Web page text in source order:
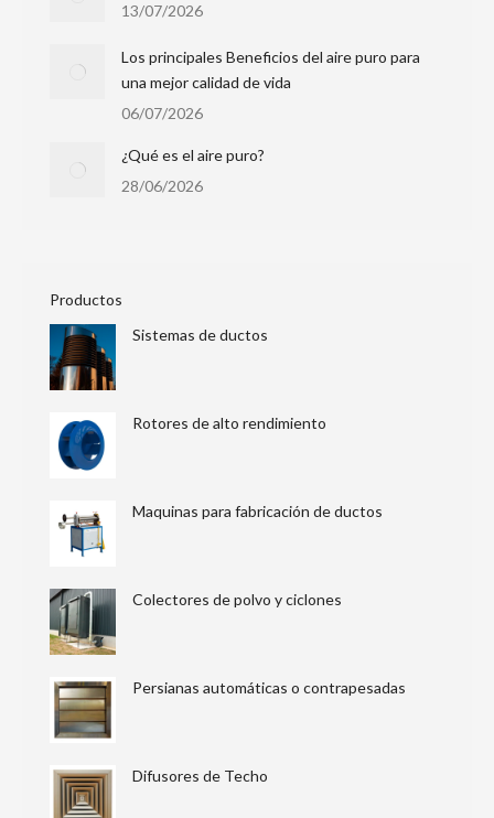
13/07/2026
Los principales Beneficios del aire puro para
una mejor calidad de vida
06/07/2026
¿Qué es el aire puro?
28/06/2026
Productos
Sistemas de ductos
Rotores de alto rendimiento
Maquinas para fabricación de ductos
Colectores de polvo y ciclones
Persianas automáticas o contrapesadas
Difusores de Techo